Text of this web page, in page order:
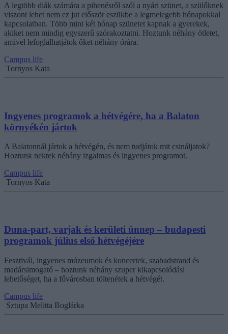
A legtöbb diák számára a pihenésről szól a nyári szünet, a szülőknek
viszont lehet nem ez jut először eszükbe a legmelegebb hónapokkal
kapcsolatban. Több mint két hónap szünetet kapnak a gyerekek,
akiket nem mindig egyszerű szórakoztatni. Hoztunk néhány ötletet,
amivel lefoglalhatjátok őket néhány órára.
Campus life
Tornyos Kata
Ingyenes programok a hétvégére, ha a Balaton
környékén jártok
A Balatonnál jártok a hétvégén, és nem tudjátok mit csináljatok?
Hoztunk nektek néhány izgalmas és ingyenes programot.
Campus life
Tornyos Kata
Duna-part, varjak és kerületi ünnep – budapesti
programok július első hétvégéjére
Fesztivál, ingyenes múzeumok és koncertek, szabadstrand és
madársimogató – hoztunk néhány szuper kikapcsolódási
lehetőséget, ha a fővárosban töltenétek a hétvégét.
Campus life
Sztupa Melitta Boglárka